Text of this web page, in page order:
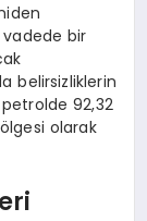
vadede bir
belirsizliklerin
92,32
olarak